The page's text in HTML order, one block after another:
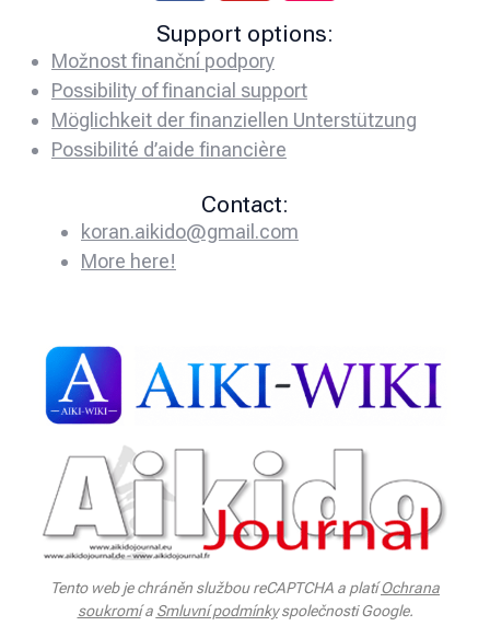
Support options:
Možnost finanční podpory
Possibility of financial support
Möglichkeit der finanziellen Unterstützung
Possibilité d’aide financière
Contact:
koran.aikido@gmail.com
More here!
Tento web je chráněn službou reCAPTCHA a platíOchrana
soukromía Smluvní podmínkyspolečnosti Google.